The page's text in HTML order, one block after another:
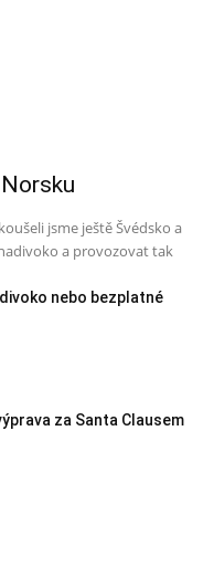
jsme ještě Švédsko a
a provozovat tak
nebo bezplatné
za Santa Clausem